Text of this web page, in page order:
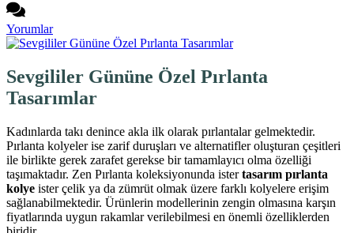
Yorumlar
Sevgililer Gününe Özel Pırlanta
Tasarımlar
Kadınlarda takı denince akla ilk olarak pırlantalar gelmektedir.
Pırlanta kolyeler ise zarif duruşları ve alternatifler oluşturan çeşitleri
ile birlikte gerek zarafet gerekse bir tamamlayıcı olma özelliği
taşımaktadır. Zen Pırlanta koleksiyonunda istertasarım pırlanta
kolye ister çelik ya da zümrüt olmak üzere farklı kolyelere erişim
sağlanabilmektedir. Ürünlerin modellerinin zengin olmasına karşın
fiyatlarında uygun rakamlar verilebilmesi en önemli özelliklerden